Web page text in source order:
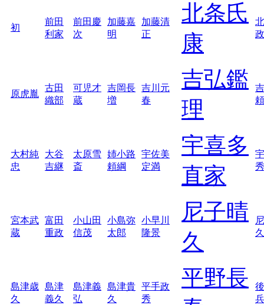
初
前田
利家
前田慶
次
加藤嘉
明
加藤清
正
北条氏
康
政
原虎胤
古田
織部
可児才
蔵
吉岡長
増
吉川元
春
吉弘鑑
理
頼
大村純
忠
大谷
吉継
太原雪
斎
姉小路
頼綱
宇佐美
定満
宇喜多
直家
宮本武
蔵
富田
重政
小山田
信茂
小島弥
太郎
小早川
隆景
尼子晴
久
久
島津歳
久
島津
義久
島津義
弘
島津貴
久
平手政
秀
平野長